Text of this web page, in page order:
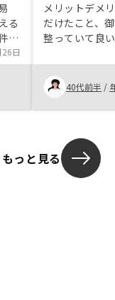
る
が
出
再
あ
日
メリットデメ
だけたこと、
整っていて良
対して良いも
いることも信
40代前半 /
っと見る